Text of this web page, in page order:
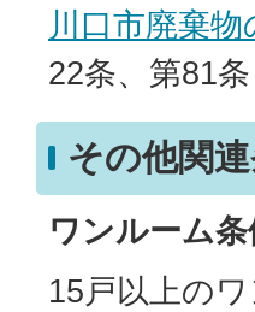
川口市廃棄
22条、第81条
その他関連
ワンルーム条
15戸以上の